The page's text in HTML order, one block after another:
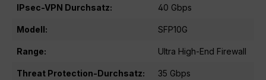
IPsec-VPN Durchsatz: 40 Gbps
Modell: SFP10G
Range: Ultra High-End Firewall
Threat Protection-Durchsatz: 35 Gbps